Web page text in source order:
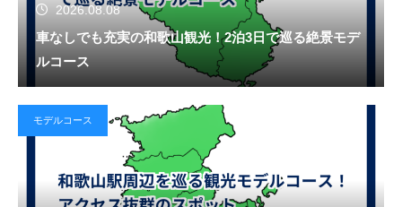
2026.08.08
車なしでも充実の和歌山観光！2泊3日で巡る絶景モデ
ルコース
モデルコース